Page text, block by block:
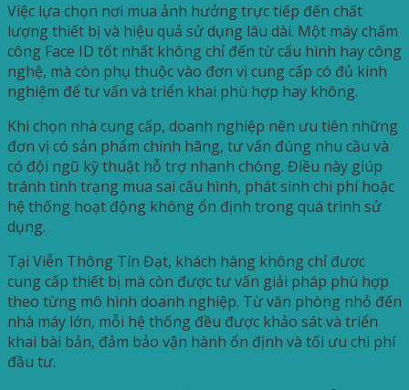
Việc lựa chọn nơi mua ảnh hưởng trực tiếp đến chất
lượng thiết bị và hiệu quả sử dụng lâu dài. Một máy chấm
công Face ID tốt nhất không chỉ đến từ cấu hình hay công
nghệ, mà còn phụ thuộc vào đơn vị cung cấp có đủ kinh
nghiệm để tư vấn và triển khai phù hợp hay không.
Khi chọn nhà cung cấp, doanh nghiệp nên ưu tiên những
đơn vị có sản phẩm chính hãng, tư vấn đúng nhu cầu và
có đội ngũ kỹ thuật hỗ trợ nhanh chóng. Điều này giúp
tránh tình trạng mua sai cấu hình, phát sinh chi phí hoặc
hệ thống hoạt động không ổn định trong quá trình sử
dụng.
Tại Viễn Thông Tín Đạt, khách hàng không chỉ được
cung cấp thiết bị mà còn được tư vấn giải pháp phù hợp
theo từng mô hình doanh nghiệp. Từ văn phòng nhỏ đến
nhà máy lớn, mỗi hệ thống đều được khảo sát và triển
khai bài bản, đảm bảo vận hành ổn định và tối ưu chi phí
đầu tư.